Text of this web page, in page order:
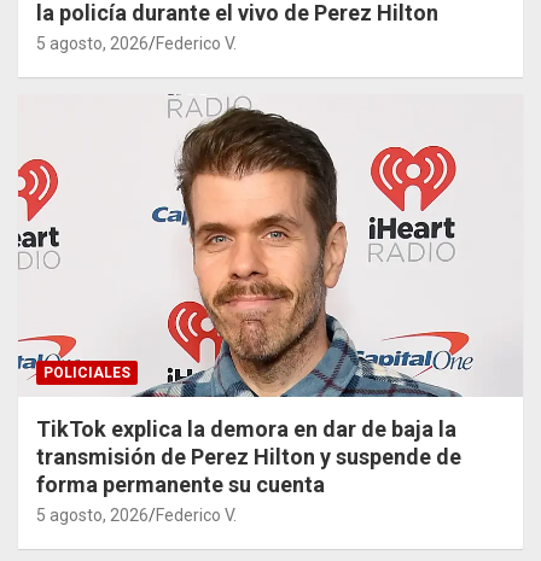
la policía durante el vivo de Perez Hilton
5 agosto, 2026 Federico V.
POLICIALES
TikTok explica la demora en dar de baja la
transmisión de Perez Hilton y suspende de
forma permanente su cuenta
5 agosto, 2026 Federico V.